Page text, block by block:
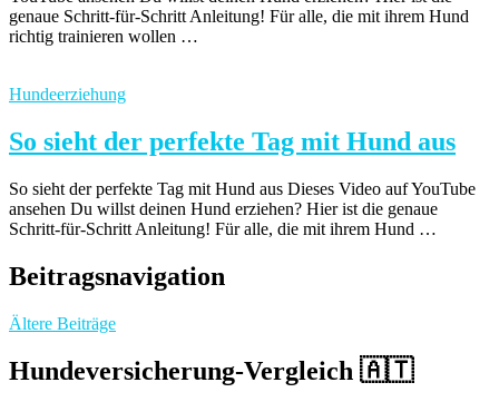
genaue Schritt-für-Schritt Anleitung! Für alle, die mit ihrem Hund
richtig trainieren wollen …
Hundeerziehung
So sieht der perfekte Tag mit Hund aus
So sieht der perfekte Tag mit Hund aus Dieses Video auf YouTube
ansehen Du willst deinen Hund erziehen? Hier ist die genaue
Schritt-für-Schritt Anleitung! Für alle, die mit ihrem Hund …
Beitragsnavigation
Ältere Beiträge
Hundeversicherung-Vergleich 🇦🇹